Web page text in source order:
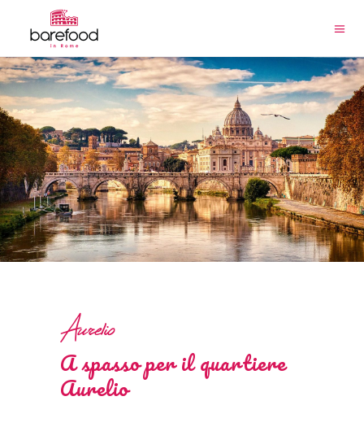
Aurelio
A spasso per il quartiere
Aurelio